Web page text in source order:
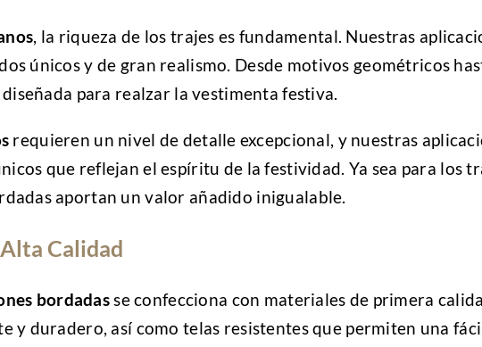
, la riqueza de los trajes es fundamental. Nuestras
únicos y de gran realismo. Desde motivos geométricos
para realzar la vestimenta festiva.
requieren un nivel de detalle excepcional, y nuestras
que reflejan el espíritu de la festividad. Ya sea para los
aportan un valor añadido inigualable.
Calidad
bordadasse confecciona con materiales de primera
y duradero, así como telas resistentes que permiten una